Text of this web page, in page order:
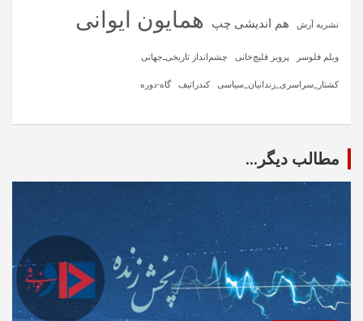
نشریه آرش هم اندیشی چپ همایون ایوانی
ویلم فلوسر پرویز قلیچ‌خانی چشم‌انداز تاریخی‌ـ‌جهانی
کشتار_سراسری_زندانیان_سیاسی کندراتیف گاه-دوره
مطالب دیگر...